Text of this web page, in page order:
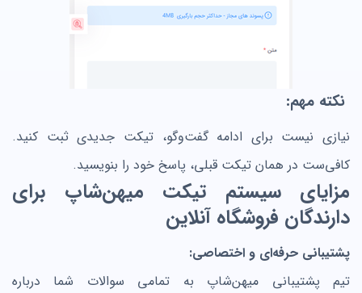
نکته مهم:
نیازی نیست برای ادامه گفت‌وگو، تیکت جدیدی ثبت کنید.
کافی‌ست در همان تیکت قبلی، پاسخ خود را بنویسید.
مزایای سیستم تیکت میهن‌شاپ برای
دارندگان فروشگاه آنلاین
پشتیبانی حرفه‌ای و اختصاصی:
تیم پشتیبانی میهن‌شاپ به تمامی سوالات شما درباره